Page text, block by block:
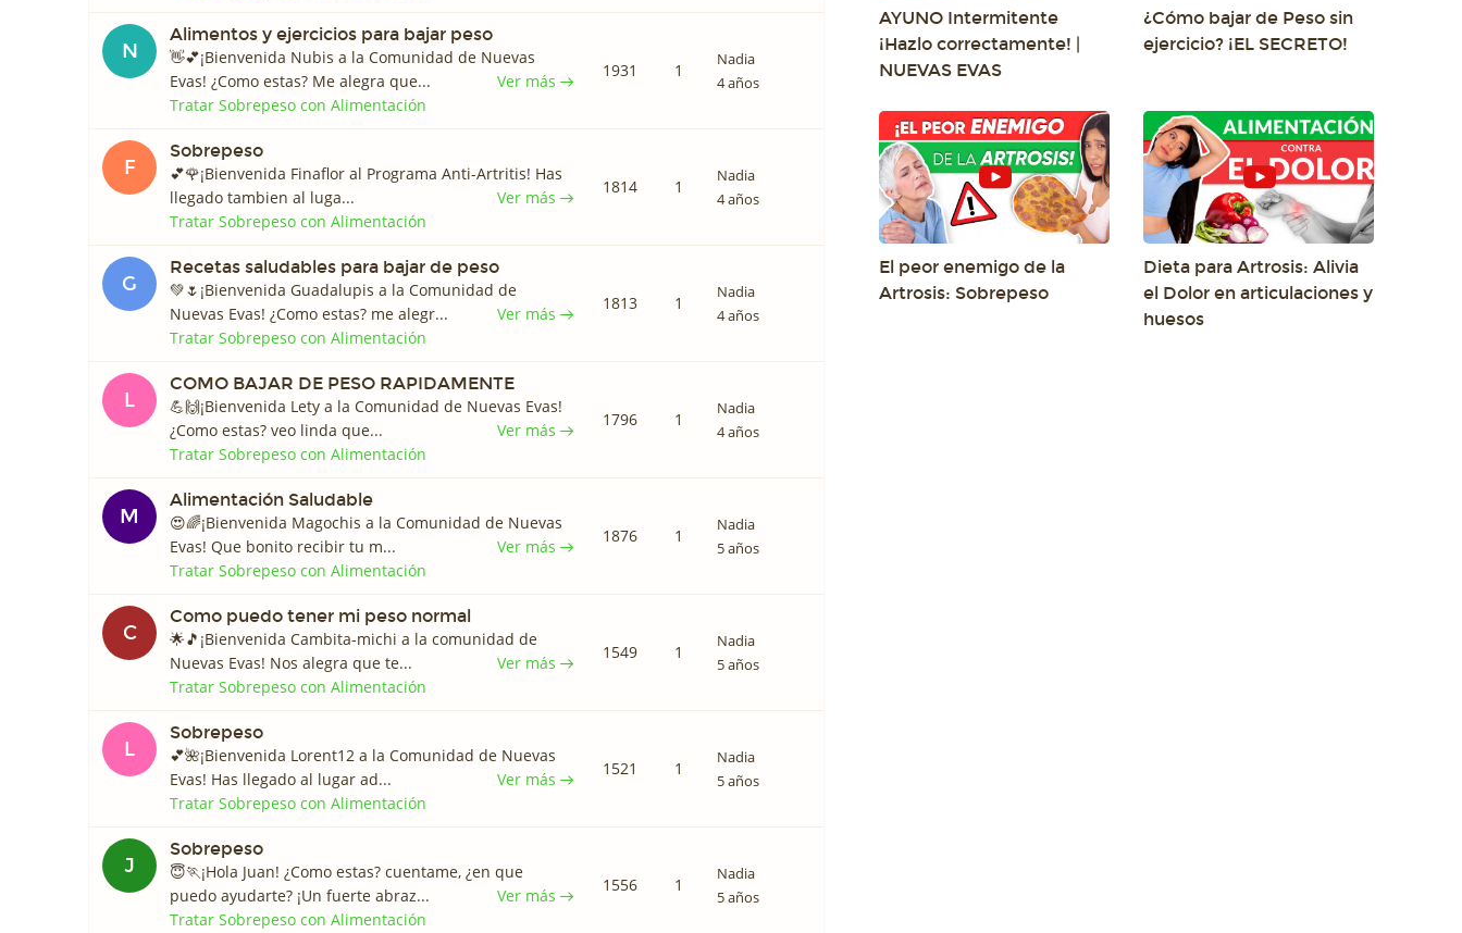
N
Alimentos y ejercicios para bajar peso
👋💕¡Bienvenida Nubis a la Comunidad de Nuevas
Evas! ¿Como estas? Me alegra que...
Ver más
Tratar Sobrepeso con Alimentación
1931 1
Nadia
4 años
F
Sobrepeso
💕🌹¡Bienvenida Finaflor al Programa Anti-Artritis! Has
llegado tambien al luga...
Ver más
Tratar Sobrepeso con Alimentación
1814 1
Nadia
4 años
G
Recetas saludables para bajar de peso
💚🌷¡Bienvenida Guadalupis a la Comunidad de
Nuevas Evas! ¿Como estas? me alegr...
Ver más
Tratar Sobrepeso con Alimentación
1813 1
Nadia
4 años
L
COMO BAJAR DE PESO RAPIDAMENTE
💪🙌¡Bienvenida Lety a la Comunidad de Nuevas Evas!
¿Como estas? veo linda que...
Ver más
Tratar Sobrepeso con Alimentación
1796 1
Nadia
4 años
M
Alimentación Saludable
😍🌈¡Bienvenida Magochis a la Comunidad de Nuevas
Evas! Que bonito recibir tu m...
Ver más
Tratar Sobrepeso con Alimentación
1876 1
Nadia
5 años
C
Como puedo tener mi peso normal
🌟🎵¡Bienvenida Cambita-michi a la comunidad de
Nuevas Evas! Nos alegra que te...
Ver más
Tratar Sobrepeso con Alimentación
1549 1
Nadia
5 años
L
Sobrepeso
💕🌺¡Bienvenida Lorent12 a la Comunidad de Nuevas
Evas! Has llegado al lugar ad...
Ver más
Tratar Sobrepeso con Alimentación
1521 1
Nadia
5 años
J
Sobrepeso
😇🏃¡Hola Juan! ¿Como estas? cuentame, ¿en que
puedo ayudarte? ¡Un fuerte abraz...
Ver más
Tratar Sobrepeso con Alimentación
1556 1
Nadia
5 años
AYUNO Intermitente
¡Hazlo correctamente! |
NUEVAS EVAS
¿Cómo bajar de Peso sin
ejercicio? ¡EL SECRETO!
El peor enemigo de la
Artrosis: Sobrepeso
Dieta para Artrosis: Alivia
el Dolor en articulaciones y
huesos